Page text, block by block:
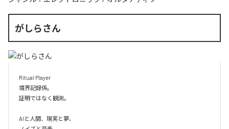
がしらさん
Ritual Player
境界記録係。
証明ではなく観測。
AIと人間、現実と夢、